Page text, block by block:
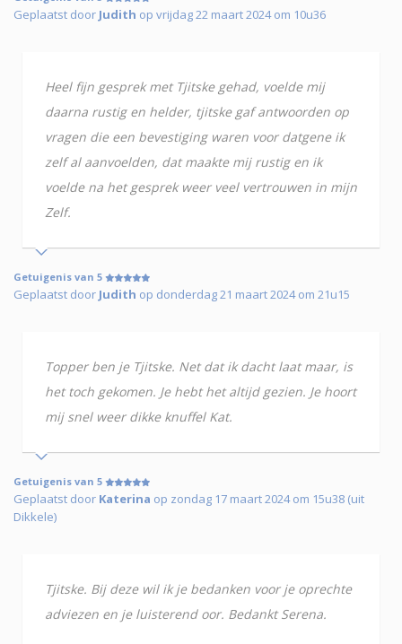
Geplaatst door Judith op vrijdag 22 maart 2024 om 10u36
Heel fijn gesprek met Tjitske gehad, voelde mij
daarna rustig en helder, tjitske gaf antwoorden op
vragen die een bevestiging waren voor datgene ik
zelf al aanvoelden, dat maakte mij rustig en ik
voelde na het gesprek weer veel vertrouwen in mijn
Zelf.
Getuigenis van 5
Geplaatst door Judith op donderdag 21 maart 2024 om 21u15
Topper ben je Tjitske. Net dat ik dacht laat maar, is
het toch gekomen. Je hebt het altijd gezien. Je hoort
mij snel weer dikke knuffel Kat.
Getuigenis van 5
Geplaatst door Katerina op zondag 17 maart 2024 om 15u38 (uit
Dikkele)
Tjitske. Bij deze wil ik je bedanken voor je oprechte
adviezen en je luisterend oor. Bedankt Serena.